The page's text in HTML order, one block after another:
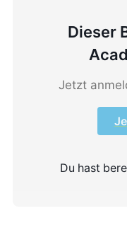
Dieser
Jetzt
Du hast